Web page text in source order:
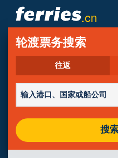
.cn
轮渡公司
轮渡目的地
轮渡航线
轮渡港口
管理预定
轮渡票务搜索
往返
搜